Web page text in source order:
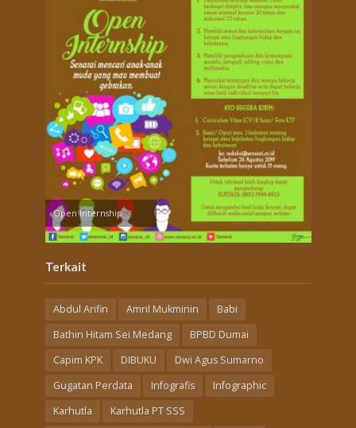
Open Internship
Terkait
Abdul Arifin Amril Mukminin
Babi
Bathin Hitam Sei Medang
BPBD Dumai
Capim KPK
DIBUKU
Dwi Agus Sumarno
Gugatan Perdata
Infografis
Infographic
Karhutla
Karhutla PT SSS